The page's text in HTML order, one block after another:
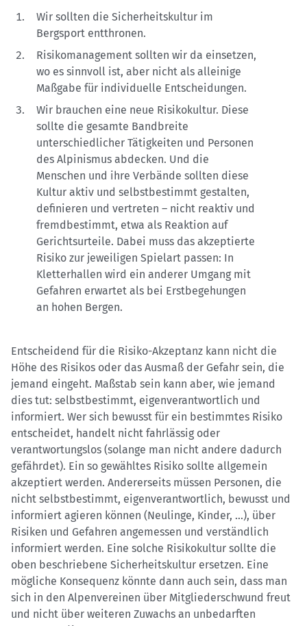
Wir sollten die Sicherheitskultur im
Bergsport entthronen.
Risikomanagement sollten wir da einsetzen,
wo es sinnvoll ist, aber nicht als alleinige
Maßgabe für individuelle Entscheidungen.
Wir brauchen eine neue Risikokultur. Diese
sollte die gesamte Bandbreite
unterschiedlicher Tätigkeiten und Personen
des Alpinismus abdecken. Und die
Menschen und ihre Verbände sollten diese
Kultur aktiv und selbstbestimmt gestalten,
definieren und vertreten – nicht reaktiv und
fremdbestimmt, etwa als Reaktion auf
Gerichtsurteile. Dabei muss das akzeptierte
Risiko zur jeweiligen Spielart passen: In
Kletterhallen wird ein anderer Umgang mit
Gefahren erwartet als bei Erstbegehungen
an hohen Bergen.
Entscheidend für die Risiko-Akzeptanz kann nicht die
Höhe des Risikos oder das Ausmaß der Gefahr sein, die
jemand eingeht. Maßstab sein kann aber, wie jemand
dies tut: selbstbestimmt, eigenverantwortlich und
informiert. Wer sich bewusst für ein bestimmtes Risiko
entscheidet, handelt nicht fahrlässig oder
verantwortungslos (solange man nicht andere dadurch
gefährdet). Ein so gewähltes Risiko sollte allgemein
akzeptiert werden. Andererseits müssen Personen, die
nicht selbstbestimmt, eigenverantwortlich, bewusst und
informiert agieren können (Neulinge, Kinder, ...), über
Risiken und Gefahren angemessen und verständlich
informiert werden. Eine solche Risikokultur sollte die
oben beschriebene Sicherheitskultur ersetzen. Eine
mögliche Konsequenz könnte dann auch sein, dass man
sich in den Alpenvereinen über Mitgliederschwund freut
und nicht über weiteren Zuwachs an unbedarften